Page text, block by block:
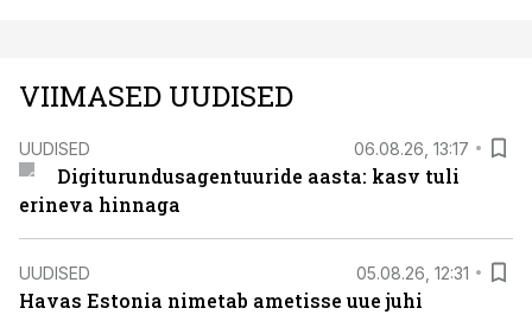
VIIMASED UUDISED
UUDISED 06.08.26, 13:17
Digiturundusagentuuride aasta: kasv tuli
erineva hinnaga
UUDISED 05.08.26, 12:31
Havas Estonia nimetab ametisse uue juhi